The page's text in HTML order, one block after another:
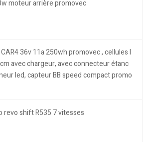
moteur arrière promovec
36v 11a 250wh promovec , cellules l
avec chargeur, avec connecteur étanc
led, capteur BB speed compact promo
revo shift R535 7 vitesses